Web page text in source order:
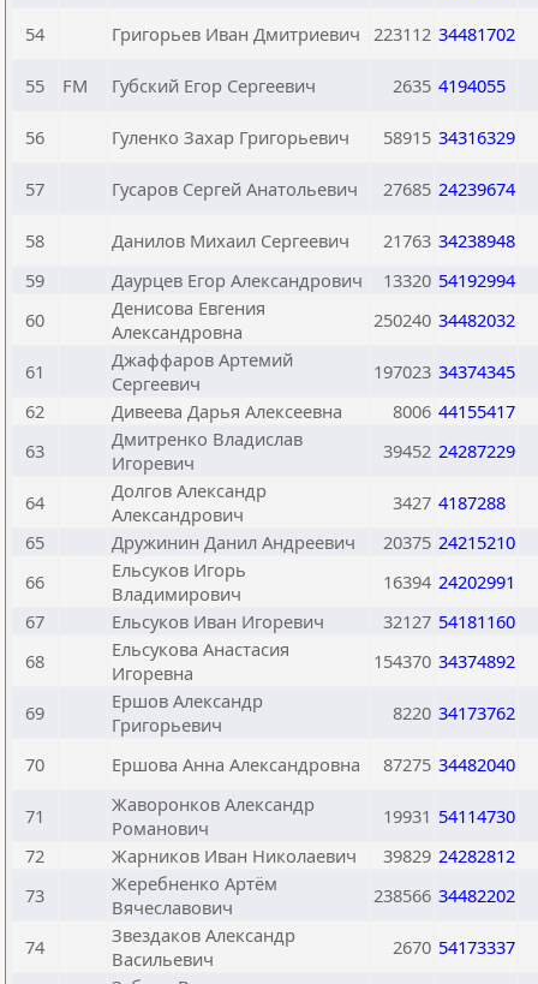
54 Григорьев Иван Дмитриевич 223112 34481702
55 FM Губский Егор Сергеевич 2635 4194055
56 Гуленко Захар Григорьевич 58915 34316329
57 Гусаров Сергей Анатольевич 27685 24239674
58 Данилов Михаил Сергеевич 21763 34238948
59
Даурцев Егор Александрович 13320 54192994
60
Денисова Евгения
Александровна
250240 34482032
61
Джаффаров Артемий
Сергеевич
197023 34374345
62
Дивеева Дарья Алексеевна 8006 44155417
63
Дмитренко Владислав
Игоревич
39452 24287229
64
Долгов Александр
Александрович
3427 4187288
65
Дружинин Данил Андреевич 20375 24215210
66
Ельсуков Игорь
Владимирович
16394 24202991
67
Ельсуков Иван Игоревич 32127 54181160
68
Ельсукова Анастасия
Игоревна
154370 34374892
69
Ершов Александр
Григорьевич
8220 34173762
70 Ершова Анна Александровна 87275 34482040
71
Жаворонков Александр
Романович
19931 54114730
72
Жарников Иван Николаевич 39829 24282812
73
Жеребненко Артём
Вячеславович
238566 34482202
74
Звездаков Александр
Васильевич
2670 54173337